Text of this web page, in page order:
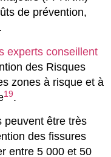
de prévention,
.
experts conseillent
des Risques
zones à risque et à
19.
peuvent être très
des fissures
entre 5 000 et 50